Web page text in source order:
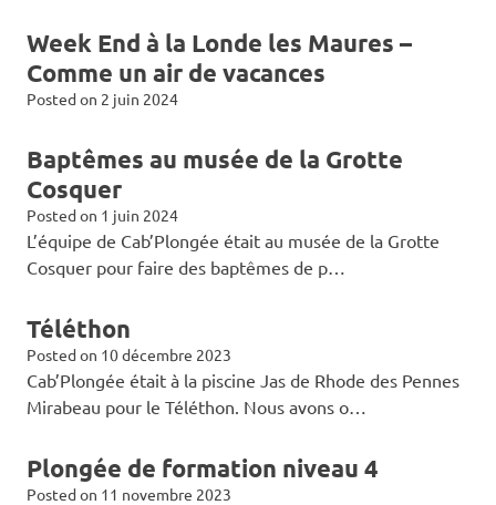
Week End à la Londe les Maures –
Comme un air de vacances
Posted on 2 juin 2024
Baptêmes au musée de la Grotte
Cosquer
Posted on 1 juin 2024
L’équipe de Cab’Plongée était au musée de la Grotte
Cosquer pour faire des baptêmes de p…
Téléthon
Posted on 10 décembre 2023
Cab’Plongée était à la piscine Jas de Rhode des Pennes
Mirabeau pour le Téléthon. Nous avons o…
Plongée de formation niveau 4
Posted on 11 novembre 2023